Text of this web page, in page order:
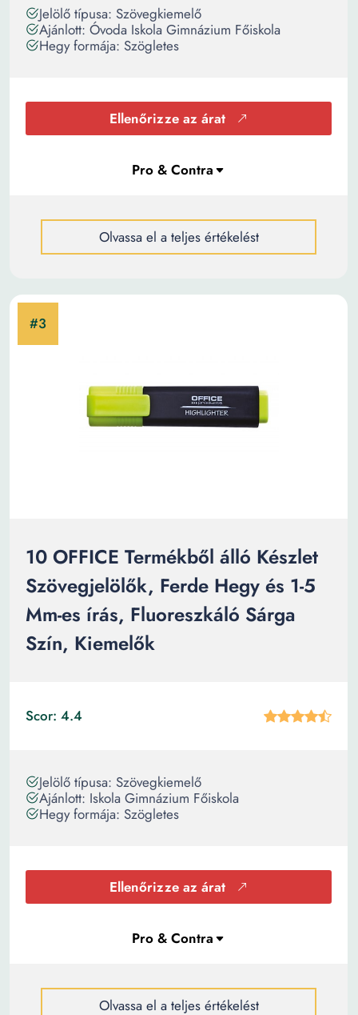
Jelölő típusa: Szövegkiemelő
Ajánlott: Óvoda Iskola Gimnázium Főiskola
Hegy formája: Szögletes
Ellenőrizze az árat
Olvassa el a teljes értékelést
10 OFFICE Termékből álló Készlet
Szövegjelölők, Ferde Hegy és 1-5
Mm-es írás, Fluoreszkáló Sárga
Szín, Kiemelők
Scor: 4.4
Jelölő típusa: Szövegkiemelő
Ajánlott: Iskola Gimnázium Főiskola
Hegy formája: Szögletes
Ellenőrizze az árat
Olvassa el a teljes értékelést